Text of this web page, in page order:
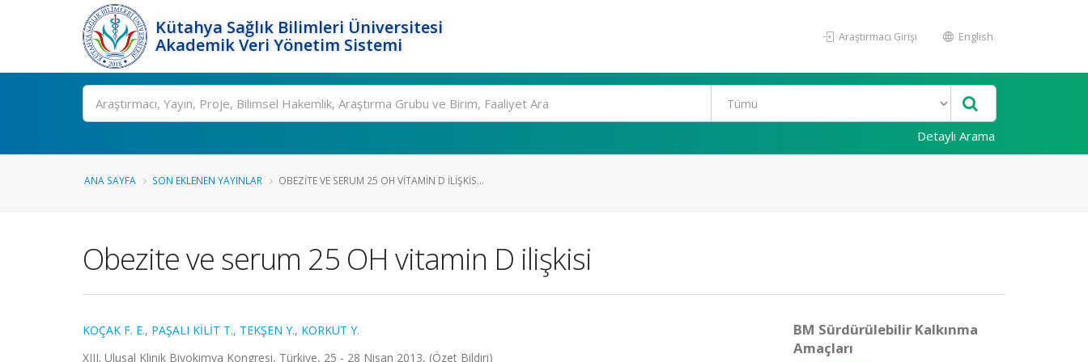
Kütahya Sağlık Bilimleri Üniversitesi
Akademik Veri Yönetim Sistemi
Araştırmacı Girişi English
Ara
Detaylı Arama
ANA SAYFA SON EKLENEN YAYINLAR OBEZITE VE SERUM 25 OH VITAMIN D ILIŞKIS...
Obezite ve serum 25 OH vitamin D ilişkisi
KOÇAK F. E., PAŞALI KİLİT T., TEKŞEN Y., KORKUT Y.
XIII. Ulusal Klinik Biyokimya Kongresi, Türkiye, 25 - 28 Nisan 2013, (Özet Bildiri)
BM Sürdürülebilir Kalkınma
Amaçları